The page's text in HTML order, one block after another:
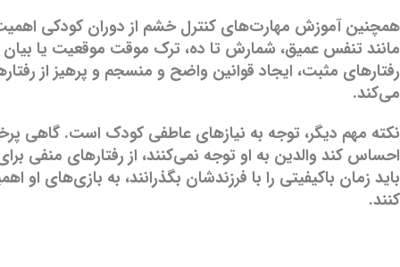
همچنین آموزش مهارت‌های کنترل خشم از دوران کودکی
مانند تنفس عمیق، شمارش تا ده، ترک موقت موقعیت یا
رفتارهای مثبت، ایجاد قوانین واضح و منسجم و پرهیز از
می‌کند.
نکته مهم دیگر، توجه به نیازهای عاطفی کودک است. گاهی
احساس کند والدین به او توجه نمی‌کنند، از رفتارهای منفی
باید زمان باکیفیتی را با فرزندشان بگذرانند، به بازی‌های
کنند.